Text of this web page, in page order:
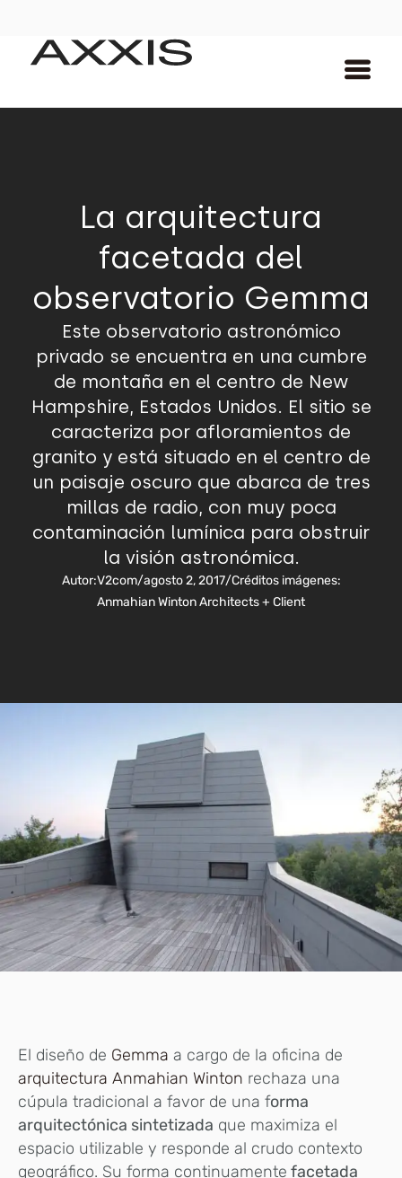
La arquitectura
facetada del
observatorio Gemma
Este observatorio astronómico
privado se encuentra en una cumbre
de montaña en el centro de New
Hampshire, Estados Unidos. El sitio se
caracteriza por afloramientos de
granito y está situado en el centro de
un paisaje oscuro que abarca de tres
millas de radio, con muy poca
contaminación lumínica para obstruir
la visión astronómica.
Autor:V2com/agosto 2, 2017/Créditos imágenes:
Anmahian Winton Architects + Client
El diseño de Gemma a cargo de la oficina de
arquitectura Anmahian Winton rechaza una
cúpula tradicional a favor de una forma
arquitectónica sintetizada que maximiza el
espacio utilizable y responde al crudo contexto
geográfico. Su forma continuamente facetada